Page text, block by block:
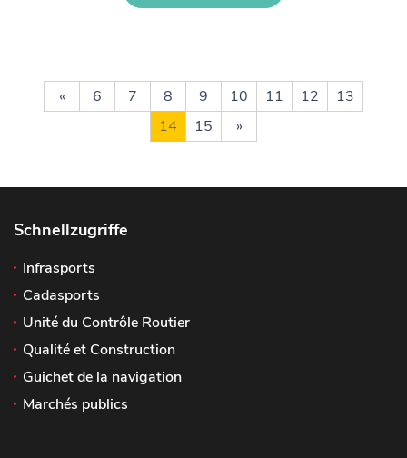
« 6 7 8 9 10 11 12
13
14
15 »
Schnellzugriffe
Infrasports
Cadasports
Unité du Contrôle Routier
Qualité et Construction
Guichet de la navigation
Marchés publics